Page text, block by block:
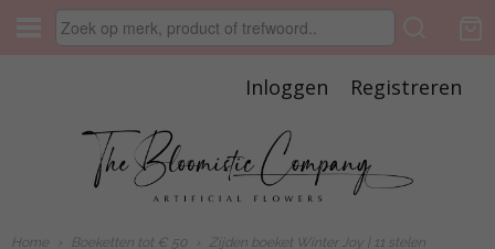
Inloggen Registreren
Home Boeketten tot € 50 Zijden boeket Winter Joy | 11 stelen